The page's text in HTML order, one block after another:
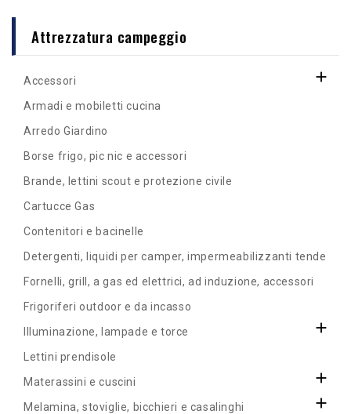
Attrezzatura campeggio
Accessori 
Armadi e mobiletti cucina
Arredo Giardino
Borse frigo, pic nic e accessori
Brande, lettini scout e protezione civile
Cartucce Gas
Contenitori e bacinelle
Detergenti, liquidi per camper, impermeabilizzanti tende
Fornelli, grill, a gas ed elettrici, ad induzione, accessori
Frigoriferi outdoor e da incasso
Illuminazione, lampade e torce

Lettini prendisole
Materassini e cuscini

Melamina, stoviglie, bicchieri e casalinghi 